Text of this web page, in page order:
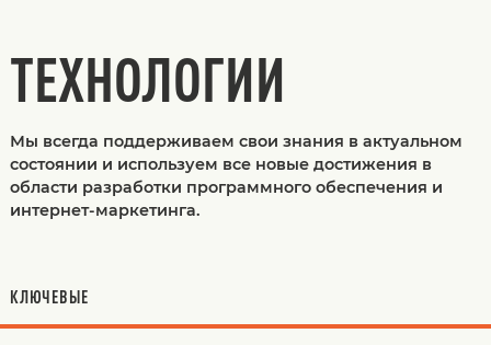
ТЕХНОЛОГИИ
Мы всегда поддерживаем свои знания в актуальном
состоянии и используем все новые достижения в
области разработки программного обеспечения и
интернет-маркетинга.
КЛЮЧЕВЫЕ